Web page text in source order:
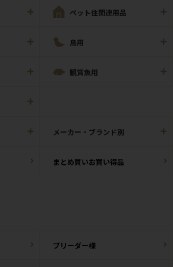
ペット住関連用品
鳥用
観賞魚用
メーカー・ブランド別
まとめ買いお買い得品
ブリーダー様